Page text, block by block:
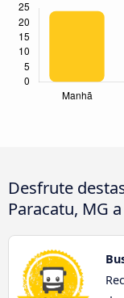
Desfrute
Paracatu, MG